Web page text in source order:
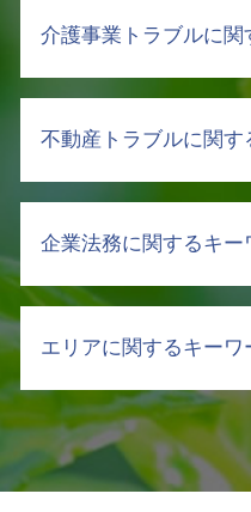
弁護士 回収 委託
強制執行 費用
売掛金 回収したい
強制執行 通知
差し押さえ 手続き
公正証書 強制執行
売掛金 時効
売掛金 貸付金
債権回収 流れ
債権 訴訟
回収不能 売掛金
債権回収 強制執
介護事業トラブルに関
介護事故 種類
介護事業 労働問
介護事故 死亡
介護 暴言
介護 契約トラブル
介護事故 隠蔽
介護事業 課題
介護 対策
不動産トラブルに関す
不動産会社 トラ
不動産トラブル
不動産 法人 契約
アパート 立ち退き
借地 借家法 立ち退
賃貸 立ち退き料
企業法務に関するキー
不公正な取引
株式譲渡 契約書
会社の顧問弁護士
弁護士 顧問契約
ハラスメント 弊害
エリアに関するキーワ
不動産トラブル
債権回収 弁護士
顧問弁護士 弁護